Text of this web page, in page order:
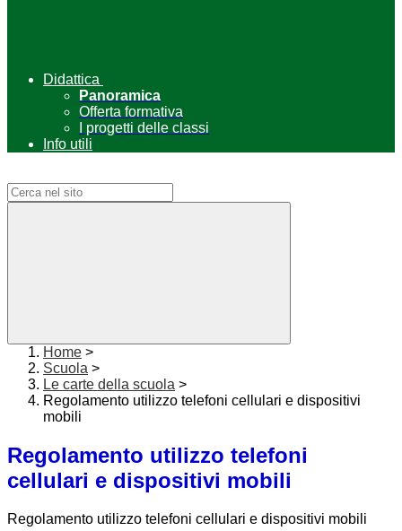
Didattica
Panoramica
Offerta formativa
I progetti delle classi
Info utili
Home >
Scuola >
Le carte della scuola >
Regolamento utilizzo telefoni cellulari e dispositivi
mobili
Regolamento utilizzo telefoni
cellulari e dispositivi mobili
Regolamento utilizzo telefoni cellulari e dispositivi mobili